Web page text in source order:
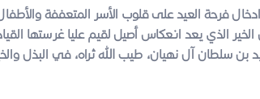
فرحة العيد على قلوب الأسر المتعففة والأطفال
الذي يعد انعكاس أصيل لقيم عليا غرستها
بن سلطان آل نهيان، طيب الله ثراه، في البذل